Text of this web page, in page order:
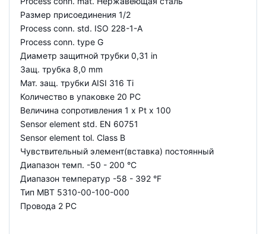
Размер присоединения 1/2
Process conn. std. ISO 228-1-A
Process conn. type G
Диаметр защитной трубки 0,31 in
Защ. трубка 8,0 mm
Мат. защ. трубки AISI 316 Ti
Количество в упаковке 20 PC
Величина сопротивления 1 x Pt x 100
Sensor element std. EN 60751
Sensor element tol. Class B
Чувствительный элемент(вставка) постоянный
Диапазон темп. -50 - 200 °C
Диапазон температур -58 - 392 °F
Тип MBT 5310-00-100-000
Провода 2 PC